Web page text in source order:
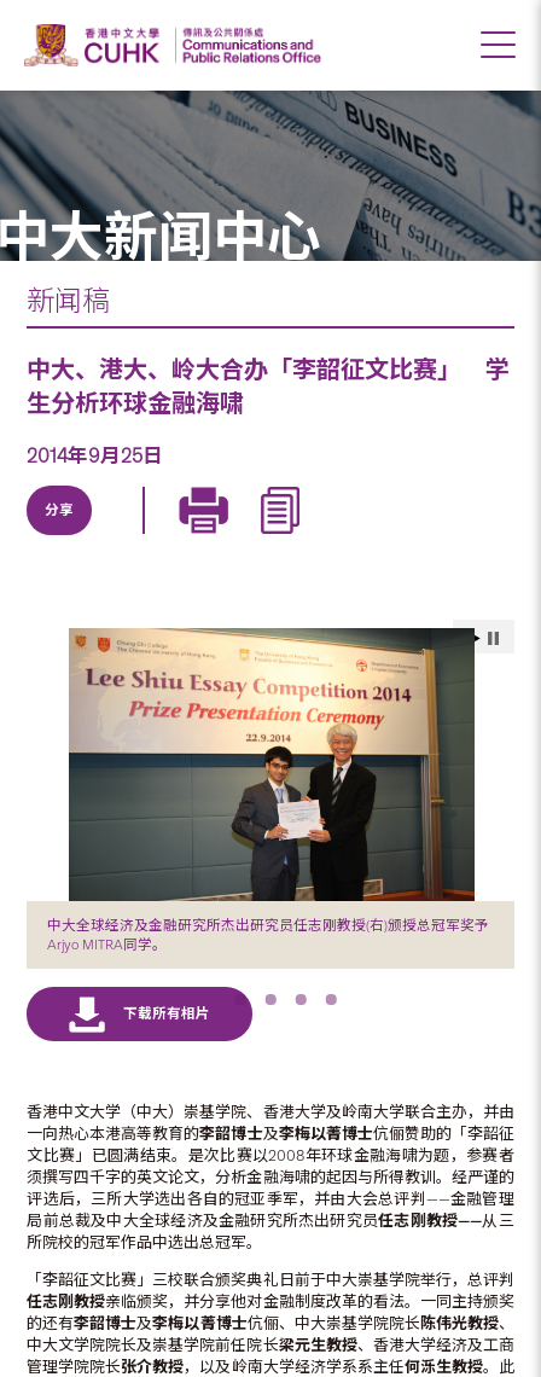
大新闻中心
新闻稿
中大、港大、岭大合办「李韶征文比赛」 学
生分析环球金融海啸
2014年9月25日
分享
中大全球经济及金融研究所杰出研究员任志刚教授(右)颁授总冠军奖予
Arjyo MITRA同学。
香港中文大学（中大）崇基学院、香港大学及岭南大学联合主办，并由
一向热心本港高等教育的李韶博士及李梅以菁博士伉俪赞助的「李韶征
文比赛」已圆满结束。是次比赛以2008年环球金融海啸为题，参赛者
须撰写四千字的英文论文，分析金融海啸的起因与所得教训。经严谨的
评选后，三所大学选出各自的冠亚季军，并由大会总评判——金融管理
局前总裁及中大全球经济及金融研究所杰出研究员任志刚教授——从三
所院校的冠军作品中选出总冠军。
「李韶征文比赛」三校联合颁奖典礼日前于中大崇基学院举行，总评判
任志刚教授亲临颁奖，并分享他对金融制度改革的看法。一同主持颁奖
的还有李韶博士及李梅以菁博士伉俪、中大崇基学院院长 陈伟光教授、
中大文学院院长及崇基学院前任院长梁元生教授、香港大学经济及工商
管理学院院长张介教授，以及岭南大学经济学系系主任何泺生教授。此